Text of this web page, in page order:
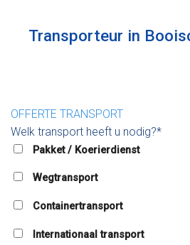
Transporteur in
OFFERTE TRANSPORT
Welk transport heeft u nodig?*
Pakket / Koerierdienst
Wegtransport
Containertransport
Internationaal transport